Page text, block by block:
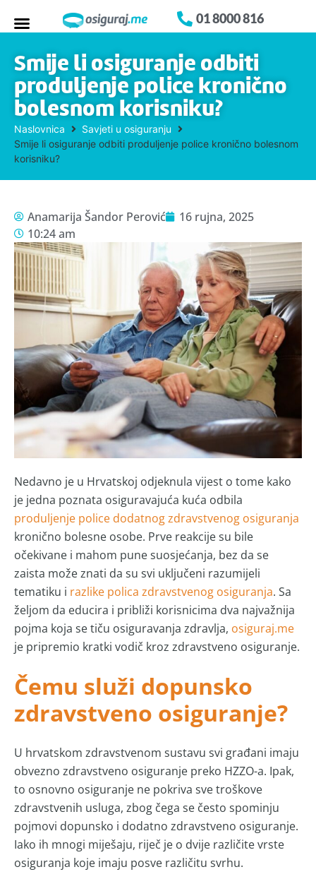
01 8000 816
Naslovnica
Savjeti u osiguranju
Smije li osiguranje odbiti produljenje police kronično bolesnom
korisniku?
Smije li osiguranje odbiti
produljenje police kronično
bolesnom korisniku?
Anamarija Šandor Perović
16 rujna, 2025
10:24 am
Nedavno je u Hrvatskoj odjeknula vijest o tome kako
je jedna poznata osiguravajuća kuća odbila
produljenje police dodatnog zdravstvenog osiguranja
kronično bolesne osobe. Prve reakcije su bile
očekivane i mahom pune suosjećanja, bez da se
zaista može znati da su svi uključeni razumijeli
tematiku i razlike polica zdravstvenog osiguranja. Sa
željom da educira i približi korisnicima dva najvažnija
pojma koja se tiču osiguravanja zdravlja, osiguraj.me
je pripremio kratki vodič kroz zdravstveno osiguranje.
Čemu služi dopunsko
zdravstveno osiguranje?
U hrvatskom zdravstvenom sustavu svi građani imaju
obvezno zdravstveno osiguranje preko HZZO-a. Ipak,
to osnovno osiguranje ne pokriva sve troškove
zdravstvenih usluga, zbog čega se često spominju
pojmovi dopunsko i dodatno zdravstveno osiguranje.
Iako ih mnogi miješaju, riječ je o dvije različite vrste
osiguranja koje imaju posve različitu svrhu.